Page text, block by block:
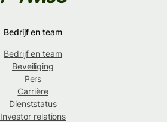
Bedrijf en team
Bedrijf en team
Beveiliging
Pers
Carrière
Dienststatus
Investor relations